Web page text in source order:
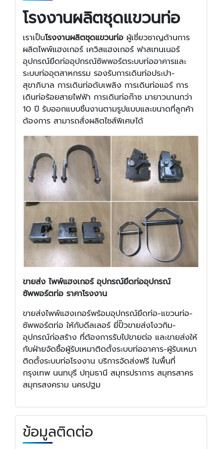
โรงงานผลิตชุดแขวนท่อ
เราเป็นโรงงานผลิตชุดแขวนท่อ ผู้เชี่ยวชาญด้านการ
ผลิตไพพ์แฮงเกอร์ เควิสแฮงเกอร์ ฟาสเทนเนอร์
อุปกรณ์ยึดท่ออุปกรณ์ซัพพอร์ตระบบท่ออาคารและ
ระบบท่ออุตสาหกรรม รองรับการเดินท่อประปา-
สุขาภิบาล การเดินท่อดับเพลิง การเดินท่อแอร์ การ
เดินท่อร้อยสายไฟฟ้า การเดินท่อก๊าซ มายาวนานกว่า
10 ปี รับออกแบบชิ้นงานตามรูปแบบและขนาดที่ลูกค้า
ต้องการ สามารถสั่งผลิตไซส์พิเศษได้
ขายส่ง ไพพ์แฮงเกอร์ อุปกรณ์ยึดท่ออุปกรณ์
ซัพพอร์ตท่อ ราคาโรงงาน
ขายส่งไพพ์แฮงเกอร์พร้อมอุปกรณ์ยึดท่อ-แขวนท่อ-
ซัพพอร์ตท่อ ให้กับดีลเลอร์ ยี่ปั๊วขายส่งโงวกิม-
อุปกรณ์ก่อสร้าง ที่ต้องการรับไปขายต่อ และขายส่งให้
กับฝ่ายจัดซื้อผู้รับเหมาติดตั้งระบบท่ออาคาร-ผู้รับเหมา
ติดตั้งระบบท่อโรงงาน บริการจัดส่งฟรี ในพื้นที่
กรุงเทพ นนทบุรี ปทุมธานี สมุทรปราการ สมุทรสาคร
สมุทรสงคราม นครปฐม
ข้อมูลติดต่อ